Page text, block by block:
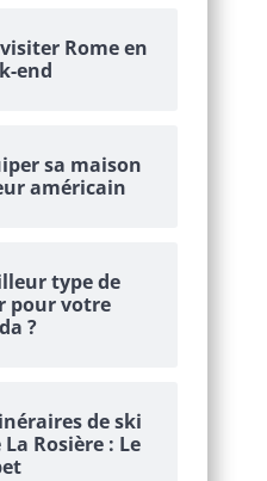
Rome en
end
sa maison
américain
type de
pour votre
?
de ski
Rosière : Le